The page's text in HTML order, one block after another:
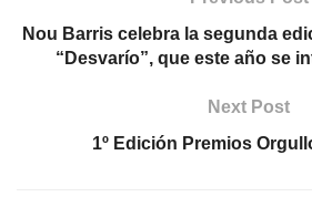
Nou Barris celebra la segunda
“Desvarío”, que este año se
Next Post
1º Edición Premios